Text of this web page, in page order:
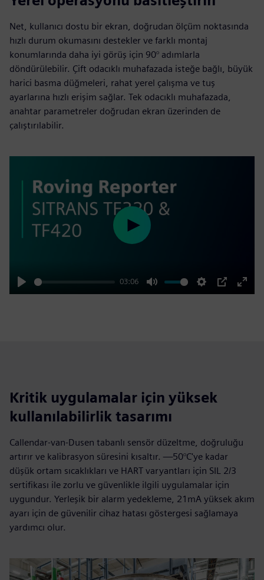
Net, kullanıcı dostu bir ekran, doğrudan ölçüm noktasında
hızlı durum okumasını destekler ve farklı montaj
konumlarında daha iyi görüş için 90° adımlarla
döndürülebilir. Çift odacıklı muhafazada isteğe bağlı, büyük
harici basma düğmeleri, rahat yerel çalışma ve tuş
ayarlarına hızlı erişim sağlar. Tek odacıklı muhafazada,
anahtar parametreler doğrudan ekran üzerinden de
çalıştırılabilir.
Play
03:06
Mute Settings
PIP
Enter
Play
Kritik uygulamalar için yüksek
kullanılabilirlik tasarımı
Callendar-van-Dusen tabanlı sensör düzeltme, doğruluğu
artırır ve kalibrasyon süresini kısaltır. —50°C'ye kadar
düşük ortam sıcaklıkları ve HART varyantları için SIL 2/3
sertifikası ile zorlu ve güvenlikle ilgili uygulamalar için
uygundur. Yerleşik bir alarm yedekleme, 21mA yüksek akım
ayarı için de güvenilir cihaz hatası göstergesi sağlamaya
yardımcı olur.